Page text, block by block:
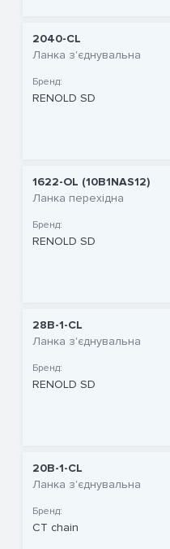
2040-CL
Ланка з'єднувальна
Бренд:
RENOLD SD
1622-OL (10B1NAS12)
Ланка перехідна
Бренд:
RENOLD SD
28B-1-CL
Ланка з'єднувальна
Бренд:
RENOLD SD
20B-1-CL
Ланка з'єднувальна
Бренд:
CT chain